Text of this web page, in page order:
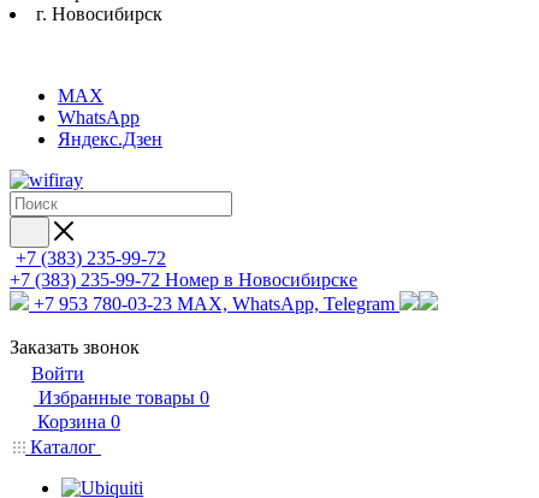
г. Новосибирск
MAX
WhatsApp
Яндекс.Дзен
+7 (383) 235-99-72
+7 (383) 235-99-72 Номер в Новосибирске
+7 953 780-03-23 MAX, WhatsApp, Telegram
Заказать звонок
Войти
Избранные товары 0
Корзина 0
Каталог